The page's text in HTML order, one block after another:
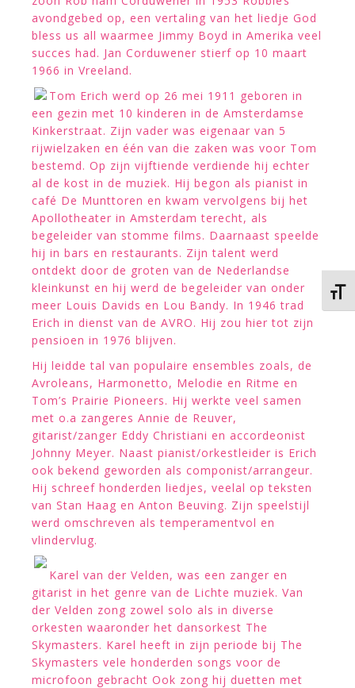
avondgebed op, een vertaling van het liedje God
bless us all waarmee Jimmy Boyd in Amerika veel
succes had. Jan Corduwener stierf op 10 maart
1966 in Vreeland.
Tom Erich werd op 26 mei 1911 geboren in
een gezin met 10 kinderen in de Amsterdamse
Kinkerstraat. Zijn vader was eigenaar van 5
rijwielzaken en één van die zaken was voor Tom
bestemd. Op zijn vijftiende verdiende hij echter
al de kost in de muziek. Hij begon als pianist in
café De Munttoren en kwam vervolgens bij het
Apollotheater in Amsterdam terecht, als
begeleider van stomme films. Daarnaast speelde
hij in bars en restaurants. Zijn talent werd
ontdekt door de groten van de Nederlandse
kleinkunst en hij werd de begeleider van onder
meer Louis Davids en Lou Bandy. In 1946 trad
Erich in dienst van de AVRO. Hij zou hier tot zijn
pensioen in 1976 blijven.
Hij leidde tal van populaire ensembles zoals, de
Avroleans, Harmonetto, Melodie en Ritme en
Tom’s Prairie Pioneers. Hij werkte veel samen
met o.a zangeres Annie de Reuver,
gitarist/zanger Eddy Christiani en accordeonist
Johnny Meyer. Naast pianist/orkestleider is Erich
ook bekend geworden als componist/arrangeur.
Hij schreef honderden liedjes, veelal op teksten
van Stan Haag en Anton Beuving. Zijn speelstijl
werd omschreven als temperamentvol en
vlindervlug.
Karel van der Velden, was een zanger en
gitarist in het genre van de Lichte muziek. Van
der Velden zong zowel solo als in diverse
orkesten waaronder het dansorkest The
Skymasters. Karel heeft in zijn periode bij The
Skymasters vele honderden songs voor de
microfoon gebracht Ook zong hij duetten met